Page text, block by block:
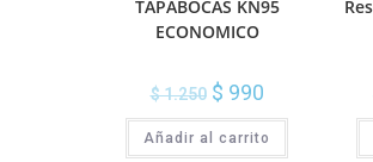
TAPABOCAS KN95
ECONOMICO
$1.250 $ 990
Añadir al carrito